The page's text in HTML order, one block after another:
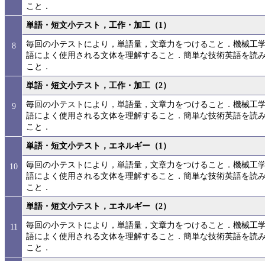
こと．
8
単語・短文小テスト，工作・加工（1）
毎回の小テストにより，単語量，文章力をつけること．機械工
語によく使用される文体を理解すること．簡単な技術英語を読
こと．
9
単語・短文小テスト，工作・加工（2）
毎回の小テストにより，単語量，文章力をつけること．機械工
語によく使用される文体を理解すること．簡単な技術英語を読
こと．
10
単語・短文小テスト，エネルギー（1）
毎回の小テストにより，単語量，文章力をつけること．機械工
語によく使用される文体を理解すること．簡単な技術英語を読
こと．
11
単語・短文小テスト，エネルギー（2）
毎回の小テストにより，単語量，文章力をつけること．機械工
語によく使用される文体を理解すること．簡単な技術英語を読
こと．